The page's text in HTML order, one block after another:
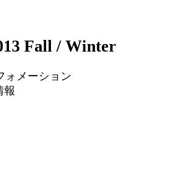
Fall / Winter
ォメーション
報